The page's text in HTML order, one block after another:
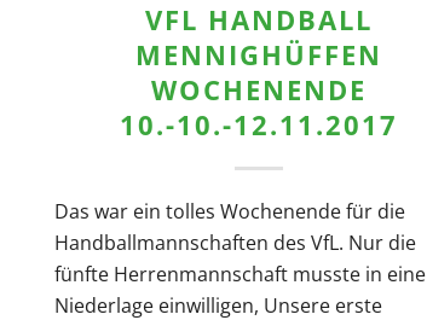
VFL HANDBALL
MENNIGHÜFFEN
WOCHENENDE
10.-10.-12.11.2017
Das war ein tolles Wochenende für die
Handballmannschaften des VfL. Nur die
fünfte Herrenmannschaft musste in eine
Niederlage einwilligen, Unsere erste